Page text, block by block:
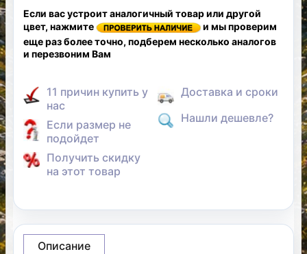
Если вас устроит аналогичный товар или другой
цвет, нажмите
и мы проверим
еще раз более точно, подберем несколько аналогов
и перезвоним Вам
11 причин купить у
нас
Если размер не
подойдет
Получить скидку
на этот товар
Доставка и сроки
Нашли дешевле?
Описание